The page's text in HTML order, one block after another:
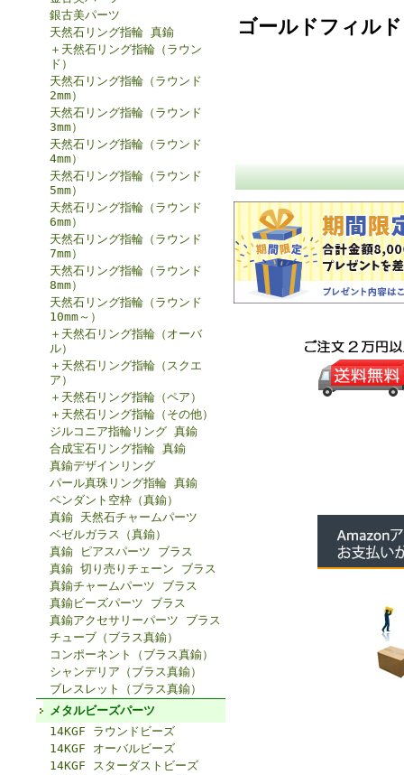
銀古美パーツ
天然石リング指輪 真鍮
＋天然石リング指輪（ラウン
ド）
天然石リング指輪（ラウンド
2mm）
天然石リング指輪（ラウンド
3mm）
天然石リング指輪（ラウンド
4mm）
天然石リング指輪（ラウンド
5mm）
天然石リング指輪（ラウンド
6mm）
天然石リング指輪（ラウンド
7mm）
天然石リング指輪（ラウンド
8mm）
天然石リング指輪（ラウンド
10mm～）
＋天然石リング指輪（オーバ
ル）
＋天然石リング指輪（スクエ
ア）
＋天然石リング指輪（ペア）
＋天然石リング指輪（その他）
ジルコニア指輪リング 真鍮
合成宝石リング指輪 真鍮
真鍮デザインリング
パール真珠リング指輪 真鍮
ペンダント空枠（真鍮）
真鍮 天然石チャームパーツ
ベゼルガラス（真鍮）
真鍮 ピアスパーツ ブラス
真鍮 切り売りチェーン ブラス
真鍮チャームパーツ ブラス
真鍮ビーズパーツ ブラス
真鍮アクセサリーパーツ ブラス
チューブ（ブラス真鍮）
コンポーネント（ブラス真鍮）
シャンデリア（ブラス真鍮）
ブレスレット（ブラス真鍮）
メタルビーズパーツ
14KGF ラウンドビーズ
14KGF オーバルビーズ
14KGF スターダストビーズ
ゴールドフィル